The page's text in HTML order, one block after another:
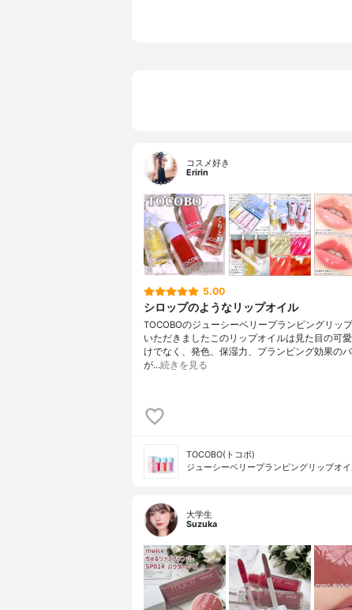
コスメ好き
Eririn
5.00
シロップのようなリップオイル
TOCOBOのジューシーベリープランピングリッ
いただきましたこのリップオイルは見た目の可
けでなく、発色、保湿力、プランピング効果の
が…続きを見る
TOCOBO(トコボ)
ジューシーベリープランピングリップオ
大学生
Suzuka